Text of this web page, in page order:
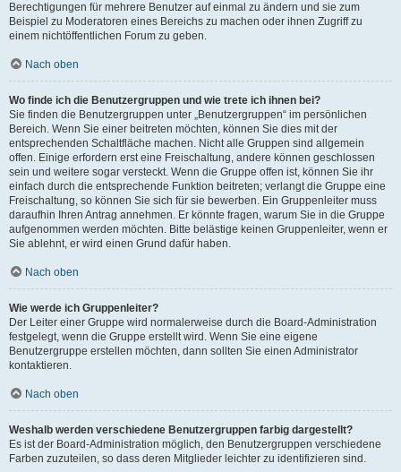
Berechtigungen für mehrere Benutzer auf einmal zu ändern und sie zum
Beispiel zu Moderatoren eines Bereichs zu machen oder ihnen Zugriff zu
einem nichtöffentlichen Forum zu geben.
Nach oben
Wo finde ich die Benutzergruppen und wie trete ich ihnen bei?
Sie finden die Benutzergruppen unter „Benutzergruppen“ im persönlichen
Bereich. Wenn Sie einer beitreten möchten, können Sie dies mit der
entsprechenden Schaltfläche machen. Nicht alle Gruppen sind allgemein
offen. Einige erfordern erst eine Freischaltung, andere können geschlossen
sein und weitere sogar versteckt. Wenn die Gruppe offen ist, können Sie ihr
einfach durch die entsprechende Funktion beitreten; verlangt die Gruppe eine
Freischaltung, so können Sie sich für sie bewerben. Ein Gruppenleiter muss
daraufhin Ihren Antrag annehmen. Er könnte fragen, warum Sie in die Gruppe
aufgenommen werden möchten. Bitte belästige keinen Gruppenleiter, wenn er
Sie ablehnt, er wird einen Grund dafür haben.
Nach oben
Wie werde ich Gruppenleiter?
Der Leiter einer Gruppe wird normalerweise durch die Board-Administration
festgelegt, wenn die Gruppe erstellt wird. Wenn Sie eine eigene
Benutzergruppe erstellen möchten, dann sollten Sie einen Administrator
kontaktieren.
Nach oben
Weshalb werden verschiedene Benutzergruppen farbig dargestellt?
Es ist der Board-Administration möglich, den Benutzergruppen verschiedene
Farben zuzuteilen, so dass deren Mitglieder leichter zu identifizieren sind.